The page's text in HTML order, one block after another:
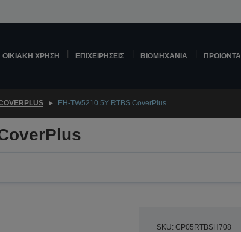
ΟΙΚΙΑΚΉ ΧΡΉΣΗ ΕΠΙΧΕΙΡΉΣΕΙΣ ΒΙΟΜΗΧΑΝΊΑ ΠΡΟΪΌΝΤΑ
EH-TW5210 5Y RTBS CoverPlus
SKU: CP05RTBSH708